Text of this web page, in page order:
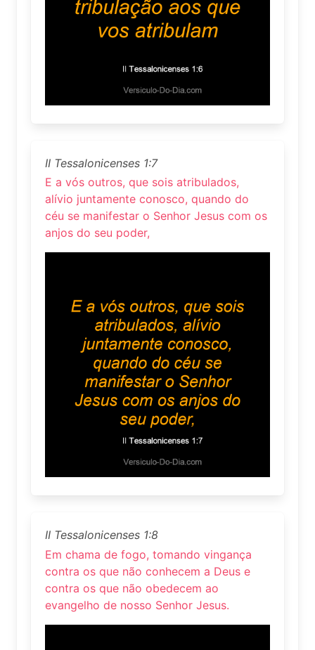
II Tessalonicenses 1:7
E a vós outros, que sois atribulados,
alívio juntamente conosco, quando do
céu se manifestar o Senhor Jesus com os
anjos do seu poder,
II Tessalonicenses 1:8
Em chama de fogo, tomando vingança
contra os que não conhecem a Deus e
contra os que não obedecem ao
evangelho de nosso Senhor Jesus.